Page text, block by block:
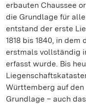
erbauten Chaussee
die Grundlage für
entstand der erste
1818 bis 1840, in
erstmals vollständig
erfasst wurde. Bis
Württemberg auf
Grundlage – auch